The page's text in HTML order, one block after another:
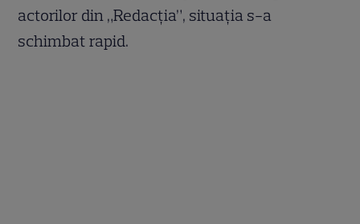
actorilor din „Redacţia”, situaţia s-a
schimbat rapid.